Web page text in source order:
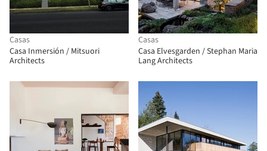
Casas
Casa Inmersión / Mitsuori
Architects
Casas
Casa Elvesgarden / Stephan Maria
Lang Architects